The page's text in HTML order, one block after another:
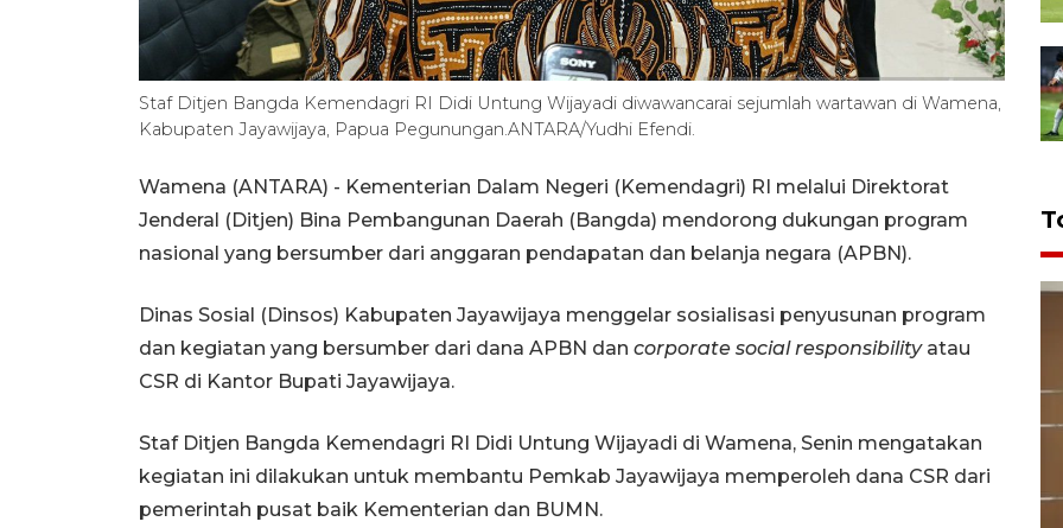
Staf Ditjen Bangda Kemendagri RI Didi Untung Wijayadi diwawancarai sejumlah wartawan di Wamena,
Kabupaten Jayawijaya, Papua Pegunungan.ANTARA/Yudhi Efendi.
Wamena (ANTARA) - Kementerian Dalam Negeri (Kemendagri) RI melalui Direktorat
Jenderal (Ditjen) Bina Pembangunan Daerah (Bangda) mendorong dukungan program
nasional yang bersumber dari anggaran pendapatan dan belanja negara (APBN).
Dinas Sosial (Dinsos) Kabupaten Jayawijaya menggelar sosialisasi penyusunan program
dan kegiatan yang bersumber dari dana APBN dan corporate social responsibilityatau
CSR di Kantor Bupati Jayawijaya.
Staf Ditjen Bangda Kemendagri RI Didi Untung Wijayadi di Wamena, Senin mengatakan
kegiatan ini dilakukan untuk membantu Pemkab Jayawijaya memperoleh dana CSR dari
pemerintah pusat baik Kementerian dan BUMN.